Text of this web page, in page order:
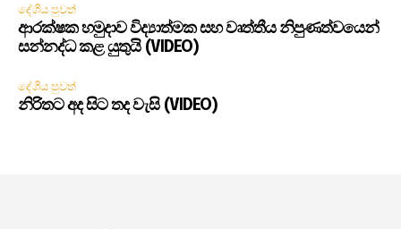
දේශීය පුවත්
ආරක්ෂක හමුදාව විද්‍යාත්මක සහ වෘත්තීය නිපුණත්වයෙන්
සන්නද්ධ කළ යුතුයි (VIDEO)
දේශීය පුවත්
නිරිතට අද සිට තද වැසි (VIDEO)